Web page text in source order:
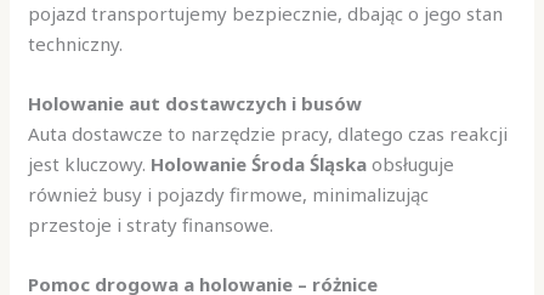
pojazd transportujemy bezpiecznie, dbając o jego stan
techniczny.
Holowanie aut dostawczych i busów
Auta dostawcze to narzędzie pracy, dlatego czas reakcji
jest kluczowy. Holowanie Środa Śląska obsługuje
również busy i pojazdy firmowe, minimalizując
przestoje i straty finansowe.
Pomoc drogowa a holowanie – różnice